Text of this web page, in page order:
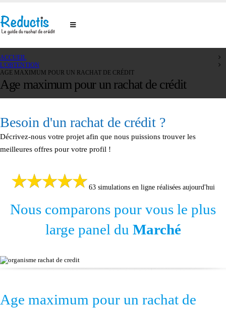
ACCUEIL
L'OBTENTION
AGE MAXIMUM POUR UN RACHAT DE CRÉDIT
Age maximum pour un rachat de crédit
Besoin d'un rachat de crédit ?
Décrivez-nous votre projet afin que nous puissions trouver les
meilleures offres pour votre profil !
63 simulations en ligne réalisées aujourd'hui
Nous comparons pour vous le plus
large panel du Marché
Age maximum pour un rachat de